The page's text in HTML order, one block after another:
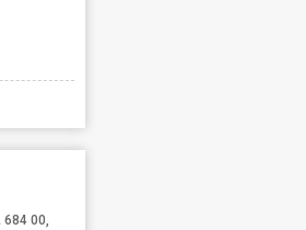
684 00,